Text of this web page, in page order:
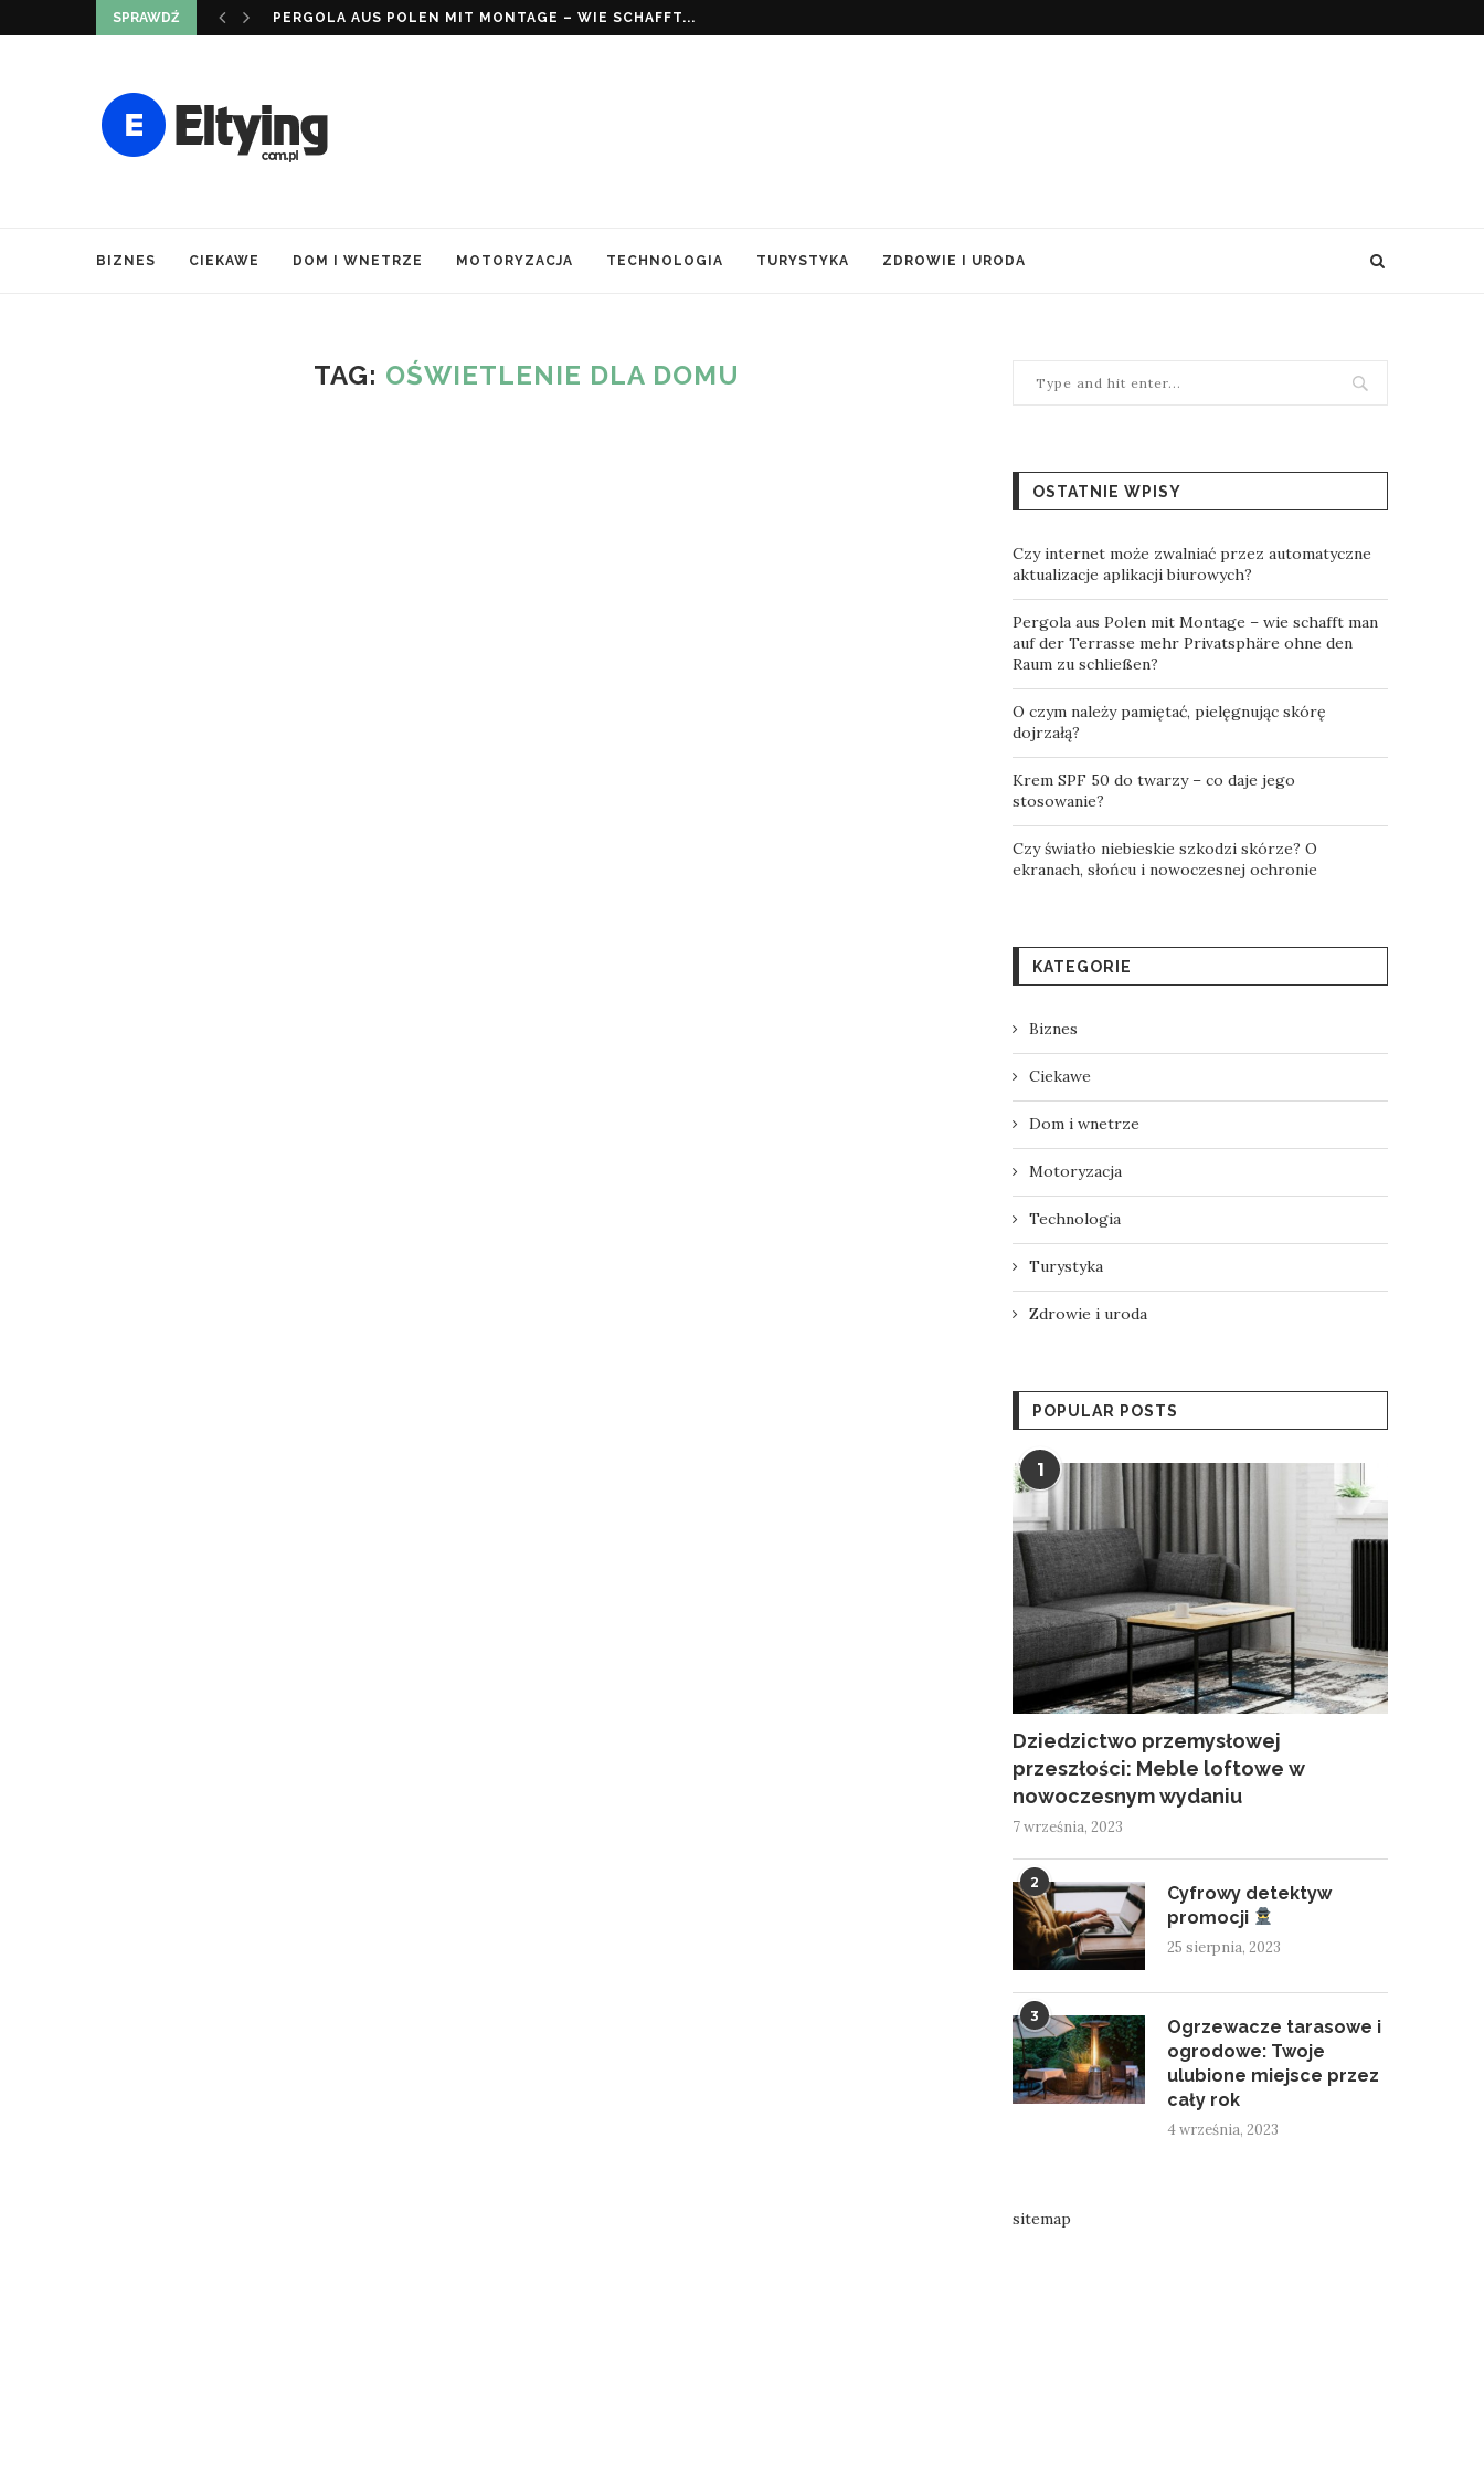
SPRAWDŹ PERGOLA AUS POLEN MIT MONTAGE – WIE SCHAFFT...
BIZNES CIEKAWE DOM I WNETRZE MOTORYZACJA TECHNOLOGIA TURYSTYKA ZDROWIE I URODA
TAG: OŚWIETLENIE DLA DOMU
OSTATNIE WPISY
Czy internet może zwalniać przez automatyczne
aktualizacje aplikacji biurowych?
Pergola aus Polen mit Montage – wie schafft man
auf der Terrasse mehr Privatsphäre ohne den
Raum zu schließen?
O czym należy pamiętać, pielęgnując skórę
dojrzałą?
Krem SPF 50 do twarzy – co daje jego
stosowanie?
Czy światło niebieskie szkodzi skórze? O
ekranach, słońcu i nowoczesnej ochronie
KATEGORIE
Biznes
Ciekawe
Dom i wnetrze
Motoryzacja
Technologia
Turystyka
Zdrowie i uroda
POPULAR POSTS
1
Dziedzictwo przemysłowej
przeszłości: Meble loftowe w
nowoczesnym wydaniu
7 września, 2023
2
Cyfrowy detektyw
promocji
25 sierpnia, 2023
3
Ogrzewacze tarasowe i
ogrodowe: Twoje
ulubione miejsce przez
cały rok
4 września, 2023
sitemap